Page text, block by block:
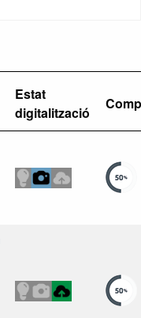
Estat
digitalització